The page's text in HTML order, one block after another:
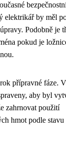
elektrikář by měl
Podobně je
pokud je
přípravné fáze.
aby byl
zahrnovat použití
hmot podle